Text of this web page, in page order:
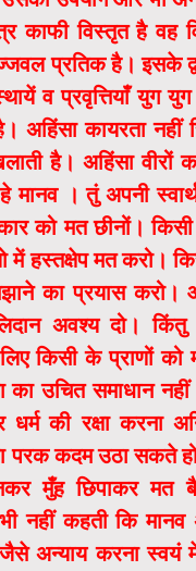
काफी विस्तृत है वह
प्रतिक है। इसके
व प्रवृत्तियाँ युग
अहिंसा कायरता नहीं
है। अहिंसा वीरों
मानव । तुं अपनी
को मत छीनों।
में हस्तक्षेप मत करो।
का प्रयास
अवश्य दो। किंतु
लिए किसी के प्राणों
का उचित समाधान
की रक्षा करना
परक कदम उठा सकते
मुँह छिपाकर मत
नहीं कहती कि मानव
अन्याय करना स्वयं